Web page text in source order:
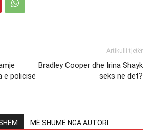
e policisë
Artikulli tjetër
Bradley Cooper dhe Irina Shayk
seks në det?
MË SHUMË NGA AUTORI